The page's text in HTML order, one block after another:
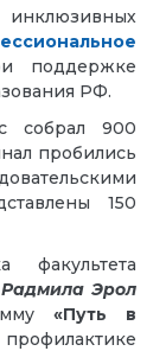
инклюзивных
поддержке
РФ.
собрал 900
пробились
150
факультета
Радмила Эрол
«Путь в